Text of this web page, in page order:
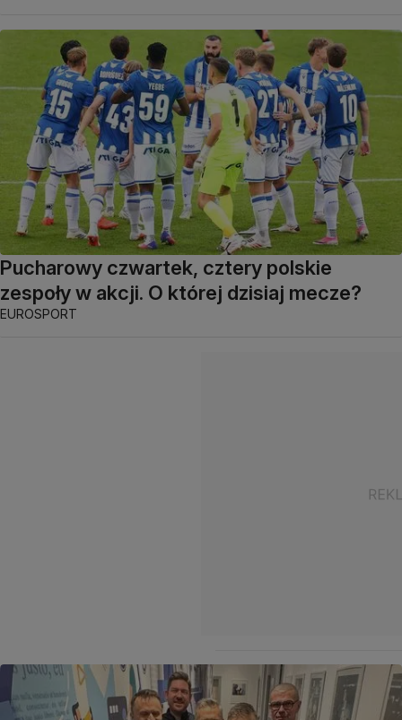
Pucharowy czwartek, cztery polskie
zespoły w akcji. O której dzisiaj mecze?
EUROSPORT